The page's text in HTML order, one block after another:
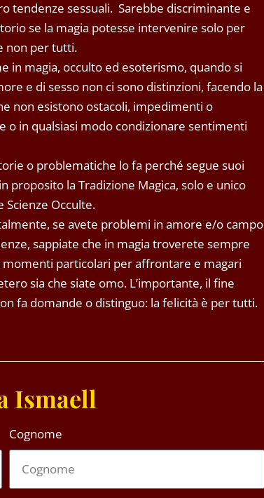
tendenze sessuali. Sarebbe discriminante e
se la magia potesse intervenire solo per
non per tutti.
in magia, occulto ed esoterismo, quando si
e di sesso non ci sono distinzioni, facendo la
non esistono ostacoli, impedimenti o
o in qualsiasi modo condizionare sentimenti
o problematiche lo fa perché segue suoi
proposito la Tradizione Magica, solo e unico
Occulte.
se avete problemi in amore e/o campo
sappiate che in magia troverete sempre
momenti particolari per affrontare e magari
sia che siate omo. L’importante, il fine
fa domande o distinguo: la felicità è per tutti.
Ismaell
Cognome